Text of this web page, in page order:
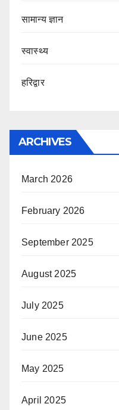
सामान्य ज्ञान
स्वास्थ्य
हरिद्वार
ARCHIVES
March 2026
February 2026
September 2025
August 2025
July 2025
June 2025
May 2025
April 2025